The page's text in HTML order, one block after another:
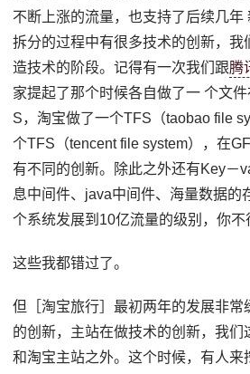
不断上涨的流量，也支持了后续几年
拆分的过程中有很多技术的创新，我
造技术的阶段。记得有一次我们跟腾
家提起了那个时候各自做了一 个文
S，淘宝做了一个TFS（taobao file
个TFS（tencent file system），在
有不同的创新。除此之外还有Key－
息中间件、java中间件、海量数据的
个系统发展到10亿流量的级别，你不
这些我都错过了。
但［淘宝旅行］最初两年的发展非常
的创新，主站在做技术的创新，我们
和淘宝主站之外。这个时候，有人来